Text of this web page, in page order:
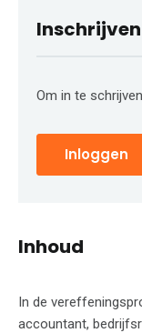
Inschrijven
Om in te
Inloggen
Inhoud
In de
accountant,